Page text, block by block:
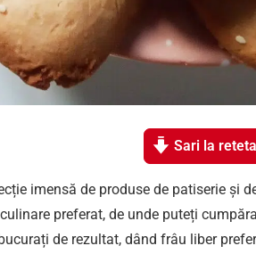
Sari la reteta
imensă de produse de patiserie și
preferat, de unde puteți
de rezultat, dând frâu liber